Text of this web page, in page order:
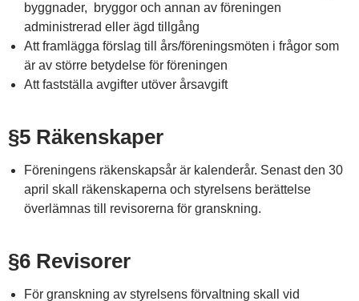
byggnader, bryggor och annan av föreningen
administrerad eller ägd tillgång
Att framlägga förslag till års/föreningsmöten i frågor som
är av större betydelse för föreningen
Att fastställa avgifter utöver årsavgift
§5 Räkenskaper
Föreningens räkenskapsår är kalenderår. Senast den 30
april skall räkenskaperna och styrelsens berättelse
överlämnas till revisorerna för granskning.
§6 Revisorer
För granskning av styrelsens förvaltning skall vid